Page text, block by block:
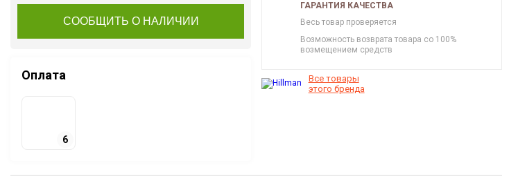
СООБЩИТЬ О НАЛИЧИИ
Оплата
6
ГАРАНТИЯ КАЧЕСТВА
Весь товар проверяется
Возможность возврата товара со 100%
возмещением средств
Все товары
этого бренда